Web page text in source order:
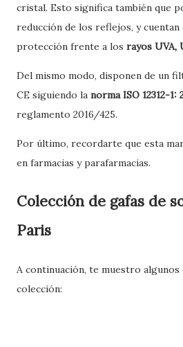
cristal. Esto significa también que
reducción de los reflejos, y cuentan
protección frente a los rayos UVA,
Del mismo modo, disponen de un
CE siguiendo la norma ISO 12312-1:
reglamento 2016/425.
Por último, recordarte que esta
en farmacias y parafarmacias.
Colección de gafas de
Paris
A continuación, te muestro algunos
colección: